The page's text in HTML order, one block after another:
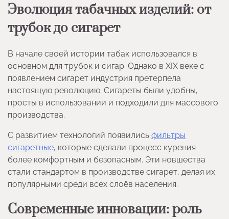
Эволюция табачных изделий: от
трубок до сигарет
В начале своей истории табак использовался в
основном для трубок и сигар. Однако в XIX веке с
появлением сигарет индустрия претерпела
настоящую революцию. Сигареты были удобны,
просты в использовании и подходили для массового
производства.
С развитием технологий появились фильтры
сигаретные, которые сделали процесс курения
более комфортным и безопасным. Эти новшества
стали стандартом в производстве сигарет, делая их
популярными среди всех слоёв населения.
Современные инновации: роль